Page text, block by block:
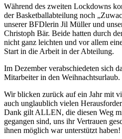
Während des zweiten Lockdowns
der Basketballabteilung noch
unserer BFDlerin Jil Müller und
Christoph Bär. Beide hatten durch
nicht ganz leichten und vor allem
Start in die Arbeit in der Abteilung.
Im Dezember verabschiedeten sich
Mitarbeiter in den Weihnachtsurlaub.
Wir blicken zurück auf ein Jahr mit
auch unglaublich vielen
Dank gilt ALLEN, die diesen Weg
gegangen sind, uns ihr Vertrauen
ihnen möglich war unterstützt